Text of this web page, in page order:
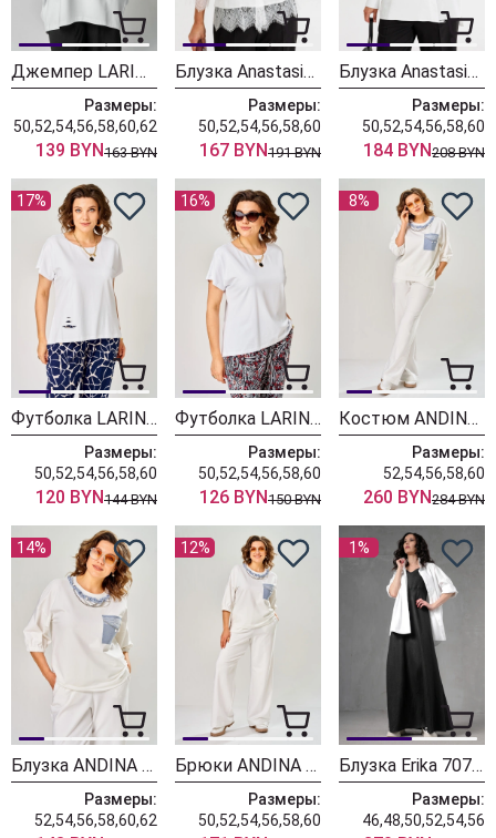
Джемпер LARINI 4100 белый
Размеры:
50,52,54,56,58,60,62
139 BYN163 BYN
Блузка Anastasia 1381 белый
Размеры:
50,52,54,56,58,60
167 BYN191 BYN
Блузка Anastasia 1342 белый
Размеры:
50,52,54,56,58,60
184 BYN208 BYN
17%
Футболка LARINI 8002 белый
Размеры:
50,52,54,56,58,60
120 BYN144 BYN
16%
Футболка LARINI 8001 белый
Размеры:
50,52,54,56,58,60
126 BYN150 BYN
8%
Костюм ANDINA CITY 9095-26 белый
Размеры:
52,54,56,58,60
260 BYN284 BYN
14%
Блузка ANDINA CITY 3022-26 белый
Размеры:
52,54,56,58,60,62
12%
Брюки ANDINA CITY 2036-26 белый
Размеры:
50,52,54,56,58,60
1%
Блузка Erika 7076-1 белый
Размеры:
46,48,50,52,54,56